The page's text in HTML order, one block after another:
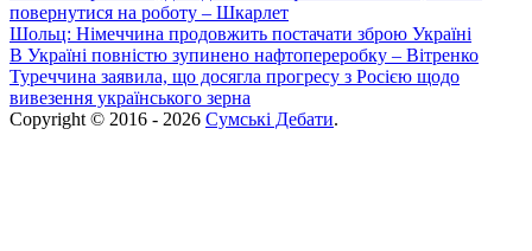
повернутися на роботу – Шкарлет
Шольц: Німеччина продовжить постачати зброю Україні
В Україні повністю зупинено нафтопереробку – Вітренко
Туреччина заявила, що досягла прогресу з Росією щодо
вивезення українського зерна
Copyright © 2016 - 2026 Сумські Дебати.